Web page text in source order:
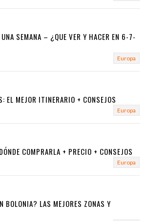
UNA SEMANA – ¿QUE VER Y HACER EN 6-7-
Europa
EL MEJOR ITINERARIO + CONSEJOS
Europa
COMPRARLA + PRECIO + CONSEJOS
Europa
BOLONIA? LAS MEJORES ZONAS Y